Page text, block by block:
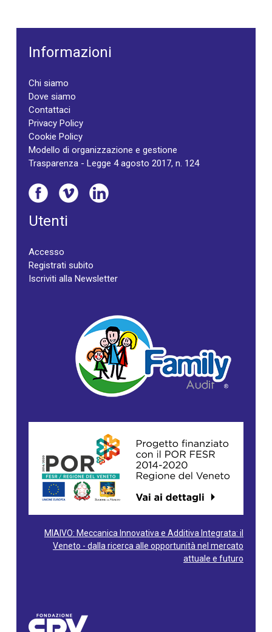
Informazioni
Chi siamo
Dove siamo
Contattaci
Privacy Policy
Cookie Policy
Modello di organizzazione e gestione
Trasparenza - Legge 4 agosto 2017, n. 124
Utenti
Accesso
Registrati subito
Iscriviti alla Newsletter
MIAIVO: Meccanica Innovativa e Additiva Integrata: il
Veneto - dalla ricerca alle opportunità nel mercato
attuale e futuro